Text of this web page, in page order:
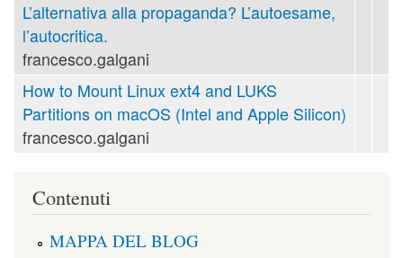
L’alternativa alla propaganda? L’autoesame,
l’autocritica.
francesco.galgani
How to Mount Linux ext4 and LUKS
Partitions on macOS (Intel and Apple Silicon)
francesco.galgani
Contenuti
MAPPA DEL BLOG